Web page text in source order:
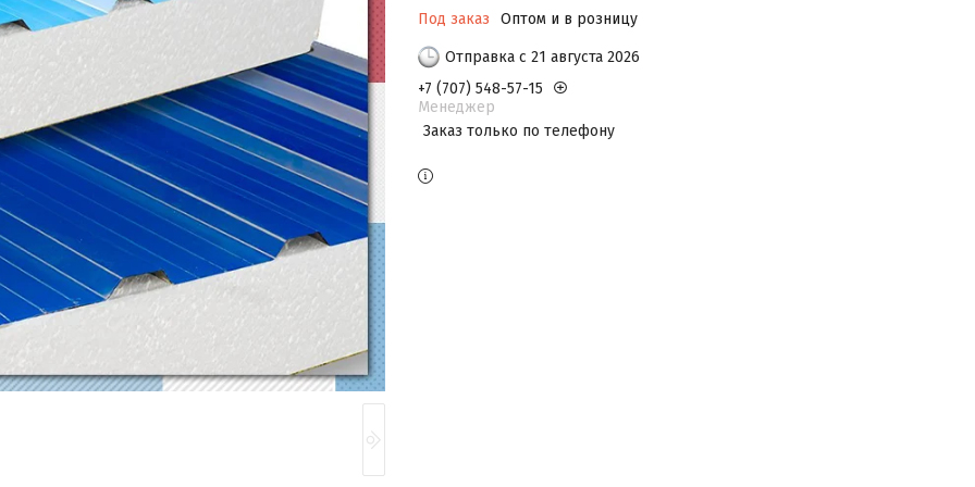
Под заказ Оптом и в розницу
Отправка с 21 августа 2026
+7 (707) 548-57-15
Менеджер
Заказ только по телефону